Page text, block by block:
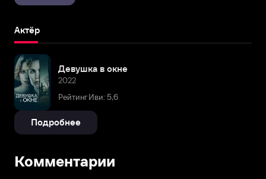
Актёр
Девушка в окне
2022
Рейтинг Иви: 5,6
Подробнее
Комментарии